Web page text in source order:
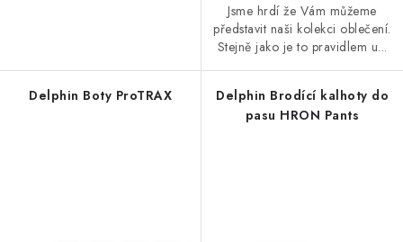
Jsme hrdí že Vám můžeme
představit naši kolekci oblečení.
Stejně jako je to pravidlem u...
Delphin Boty ProTRAX
Delphin Brodící kalhoty do
pasu HRON Pants